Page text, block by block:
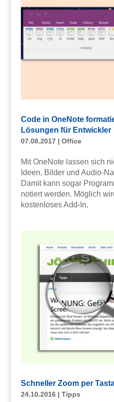
Code in OneNote
Lösungen für Entwickler
07.08.2017| Office
Mit OneNote lassen sich
Ideen, Bilder und Audio-
Damit kann sogar
notiert werden. Möglich
kostenloses Add-In.
Schneller Zoom per
24.10.2016| Tipps